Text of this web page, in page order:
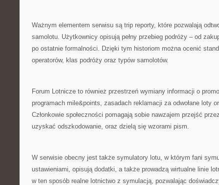
Ważnym elementem serwisu są trip reporty, które pozwalają
samolotu. Użytkownicy opisują pełny przebieg podróży – od
po ostatnie formalności. Dzięki tym historiom można ocenić
operatorów, klas podróży oraz typów samolotów.
Forum Lotnicze to również przestrzeń wymiany informacji o
programach mile&points, zasadach reklamacji za odwołane loty
Członkowie społeczności pomagają sobie nawzajem przejść
uzyskać odszkodowanie, oraz dzielą się wzorami pism.
W serwisie obecny jest także symulatory lotu, w którym fani
ustawieniami, opisują dodatki, a także prowadzą wirtualne linie
w ten sposób realne lotnictwo z symulacją, pozwalając